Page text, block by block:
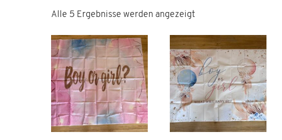
Alle 5 Ergebnisse werden angezeigt